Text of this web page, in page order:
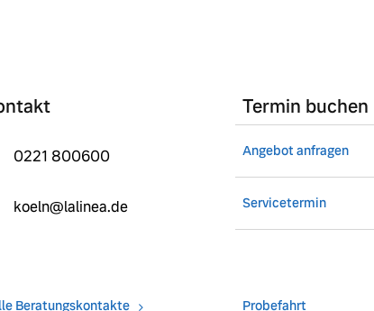
0221 800600
koeln@lalinea.de
Beratungskontakte
Termin buchen
Angebot anfragen
Servicetermin
Probefahrt